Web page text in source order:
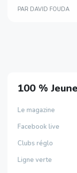
100 % Jeune
Le magazine
Facebook live
Clubs réglo
Ligne verte
PAR DAVID FOUDA